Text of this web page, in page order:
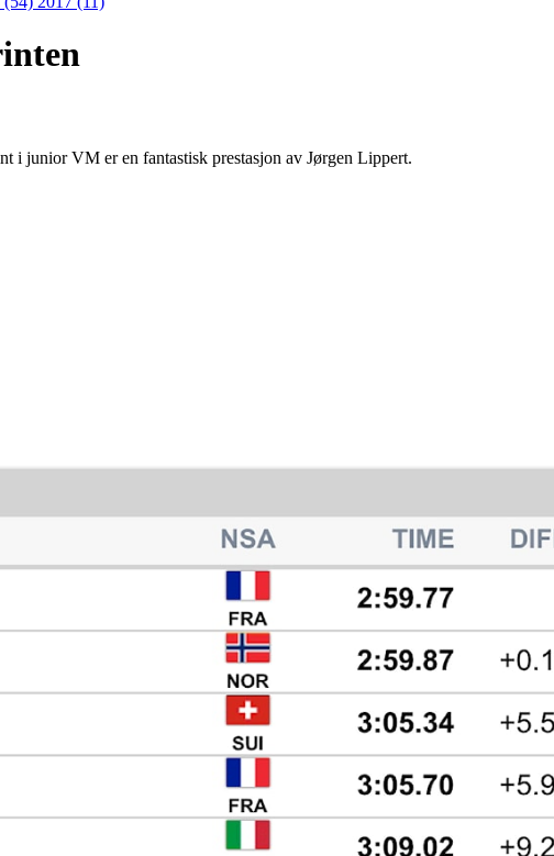
i junior VM er en fantastisk prestasjon av Jørgen Lippert.